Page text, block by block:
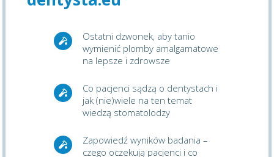
Ostatni dzwonek, aby tanio
wymienić plomby amalgamatowe
na lepsze i zdrowsze
Co pacjenci sądzą o dentystach i
jak (nie)wiele na ten temat
wiedzą stomatolodzy
Zapowiedź wyników badania –
czego oczekują pacjenci i co